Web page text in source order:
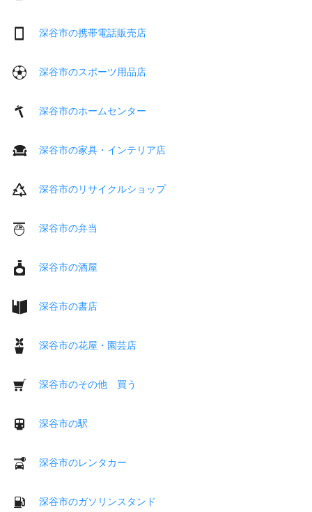
深谷市の携帯電話販売店
深谷市のスポーツ用品店
深谷市のホームセンター
深谷市の家具・インテリア店
深谷市のリサイクルショップ
深谷市の弁当
深谷市の酒屋
深谷市の書店
深谷市の花屋・園芸店
深谷市のその他 買う
深谷市の駅
深谷市のレンタカー
深谷市のガソリンスタンド